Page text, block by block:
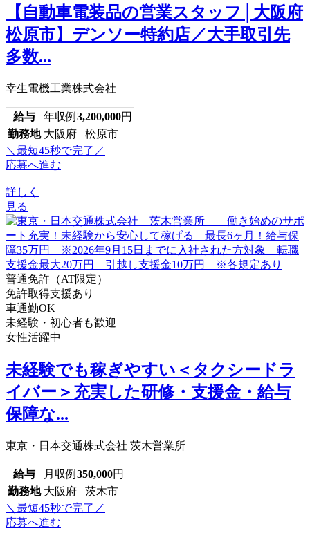
【自動車電装品の営業スタッフ│大阪府
松原市】デンソー特約店／大手取引先
多数...
幸生電機工業株式会社
給与 年収例 3,200,000円
勤務地 大阪府 松原市
＼最短45秒で完了／
応募へ進む
詳しく
見る
普通免許（AT限定）
免許取得支援あり
車通勤OK
未経験・初心者も歓迎
女性活躍中
未経験でも稼ぎやすい＜タクシードラ
イバー＞充実した研修・支援金・給与
保障な...
東京・日本交通株式会社 茨木営業所
給与 月収例 350,000円
勤務地 大阪府 茨木市
＼最短45秒で完了／
応募へ進む